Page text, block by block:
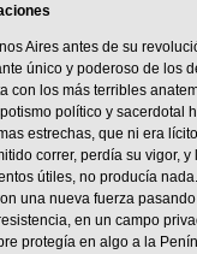
Aires antes de su
único y poderoso de los
con los más terribles
político y sacerdotal
estrechas, que ni era
correr, perdía su vigor,
útiles, no producía
una nueva fuerza
en un campo
protegía en algo a la